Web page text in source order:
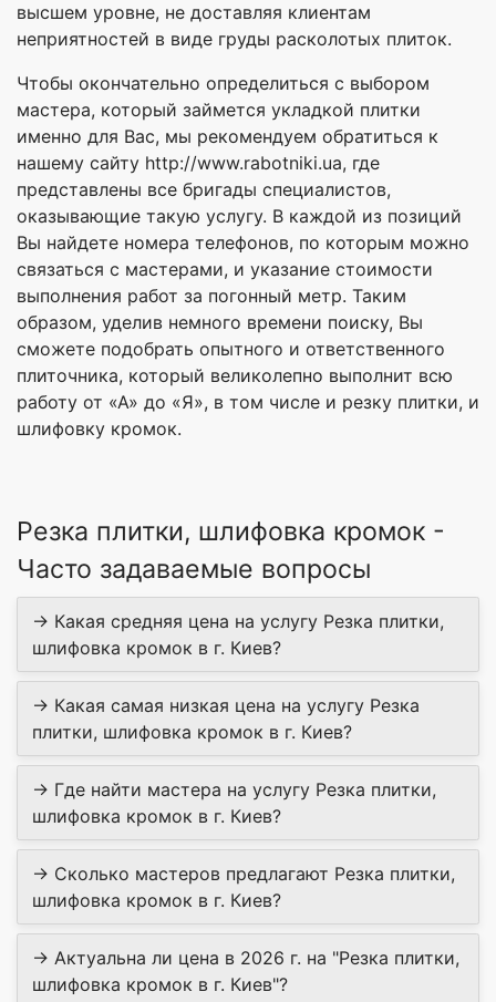
высшем уровне, не доставляя клиентам
неприятностей в виде груды расколотых плиток.
Чтобы окончательно определиться с выбором
мастера, который займется укладкой плитки
именно для Вас, мы рекомендуем обратиться к
нашему сайту http://www.rabotniki.ua, где
представлены все бригады специалистов,
оказывающие такую услугу. В каждой из позиций
Вы найдете номера телефонов, по которым можно
связаться с мастерами, и указание стоимости
выполнения работ за погонный метр. Таким
образом, уделив немного времени поиску, Вы
сможете подобрать опытного и ответственного
плиточника, который великолепно выполнит всю
работу от «А» до «Я», в том числе и резку плитки, и
шлифовку кромок.
Резка плитки, шлифовка кромок -
Часто задаваемые вопросы
→ Какая средняя цена на услугу Резка плитки,
шлифовка кромок в г. Киев?
→ Какая самая низкая цена на услугу Резка
плитки, шлифовка кромок в г. Киев?
→ Где найти мастера на услугу Резка плитки,
шлифовка кромок в г. Киев?
→ Сколько мастеров предлагают Резка плитки,
шлифовка кромок в г. Киев?
→ Актуальна ли цена в 2026 г. на "Резка плитки,
шлифовка кромок в г. Киев"?